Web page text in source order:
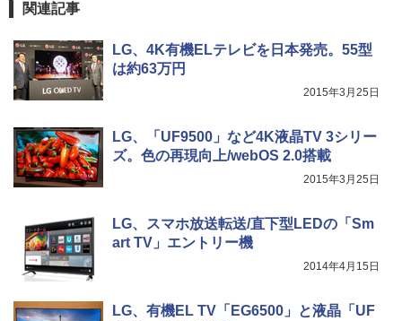
関連記事
LG、4K有機ELテレビを日本発売。55型
は約63万円
2015年3月25日
LG、「UF9500」など4K液晶TV 3シリー
ズ。色の再現向上/webOS 2.0搭載
2015年3月25日
LG、スマホ放送転送/直下型LEDの「Sm
art TV」エントリー機
2014年4月15日
LG、有機EL TV「EG6500」と液晶「UF